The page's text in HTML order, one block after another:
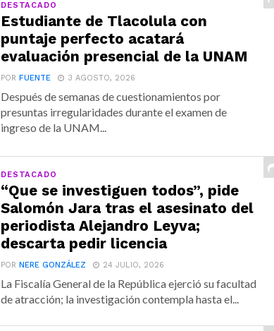
DESTACADO
Estudiante de Tlacolula con
puntaje perfecto acatará
evaluación presencial de la UNAM
PORFUENTE 3 AGOSTO, 2026
Después de semanas de cuestionamientos por
presuntas irregularidades durante el examen de
ingreso de la UNAM...
DESTACADO
“Que se investiguen todos”, pide
Salomón Jara tras el asesinato del
periodista Alejandro Leyva;
descarta pedir licencia
PORNERE GONZÁLEZ 24 JULIO, 2026
La Fiscalía General de la República ejerció su facultad
de atracción; la investigación contempla hasta el...